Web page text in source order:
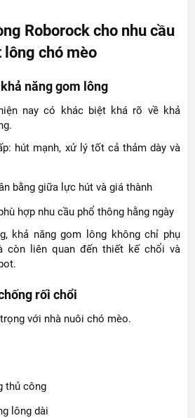
Roborock cho nhu cầu
lông chó mèo
năng gom lông
nay có khác biệt khá rõ về khả
hút mạnh, xử lý tốt cả thảm dày và
bằng giữa lực hút và giá thành
hợp nhu cầu phổ thông hằng ngày
khả năng gom lông không chỉ phụ
còn liên quan đến thiết kế chổi và
rối chổi
với nhà nuôi chó mèo.
thủ công
lông dài